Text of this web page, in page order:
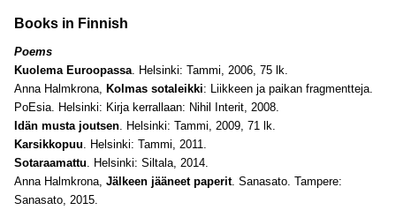
Books in Finnish
Poems
Kuolema Euroopassa. Helsinki: Tammi, 2006, 75 lk.
Anna Halmkrona, Kolmas sotaleikki: Liikkeen ja paikan fragmentteja.
PoEsia. Helsinki: Kirja kerrallaan: Nihil Interit, 2008.
Idän musta joutsen. Helsinki: Tammi, 2009, 71 lk.
Karsikkopuu. Helsinki: Tammi, 2011.
Sotaraamattu. Helsinki: Siltala, 2014.
Anna Halmkrona, Jälkeen jääneet paperit. Sanasato. Tampere:
Sanasato, 2015.